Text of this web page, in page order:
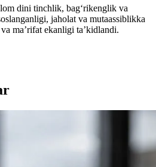
dini tinchlik, bag‘rikenglik va
jaholat va mutaassiblikka
maʼrifat ekanligi taʼkidlandi.